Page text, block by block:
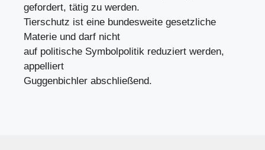
gefordert, tätig zu werden.
Tierschutz ist eine bundesweite gesetzliche
Materie und darf nicht
auf politische Symbolpolitik reduziert werden,
appelliert
Guggenbichler abschließend.